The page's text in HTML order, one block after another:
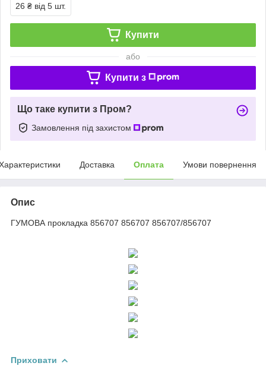
26 ₴ від 5 шт.
Купити
або
Купити з
Що таке купити з Пром?
Замовлення під захистом
Доставка Оплата Умови повернення
Опис
ГУМОВА прокладка 856707 856707 856707/856707
Приховати